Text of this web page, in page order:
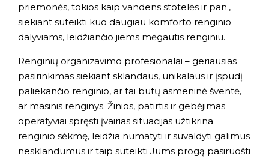
priemonės, tokios kaip vandens stotelės ir pan.,
siekiant suteikti kuo daugiau komforto renginio
dalyviams, leidžiančio jiems mėgautis renginiu.
Renginių organizavimo profesionalai – geriausias
pasirinkimas siekiant sklandaus, unikalaus ir įspūdį
paliekančio renginio, ar tai būtų asmeninė šventė,
ar masinis renginys. Žinios, patirtis ir gebėjimas
operatyviai spręsti įvairias situacijas užtikrina
renginio sėkmę, leidžia numatyti ir suvaldyti galimus
nesklandumus ir taip suteikti Jums progą pasiruošti